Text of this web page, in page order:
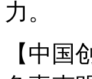
力。
【中国